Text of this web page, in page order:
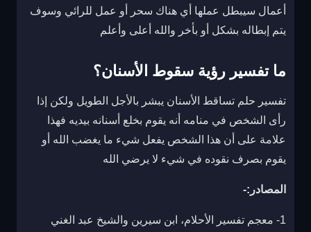
أعمال سيبطل عملها أي هناك سحر أو عمل للرائي وسوف
يتم إبطاله بشكل أو بأخر والله أعلى وأعلم
ما تفسير رؤية سقوط الأسنان؟
تفسير حلم تساقط الأسنان يبشر بالأجل الطويل ولكن إذا
رأى الشخص في منامه أنه يقوم بخلع أسنانه بيديه فهذا
علامة على أن هذا الشخص يفعل شيء ما يغضب الله أو
يقوم بصرف نقوده في شيء لا يرضي الله
المصادر:-
1- معجم تفسير الأحلام، ابن سيرين والشيخ عبد الغني